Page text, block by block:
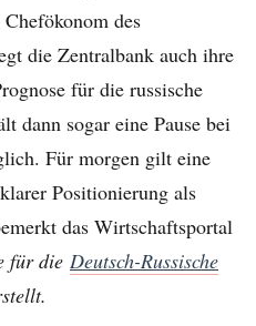
des
die Zentralbank auch ihre
für die russische
dann sogar eine Pause bei
Für morgen gilt eine
Positionierung als
das Wirtschaftsportal
für die Deutsch-Russische